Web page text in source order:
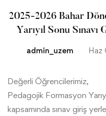
2025-2026 Bahar
Yarıyıl Sonu
admin_uzem Haz
2025-
2026
Değerli Öğrencilerimiz,
Pedagojik Formasyon
kapsamında sınav giriş